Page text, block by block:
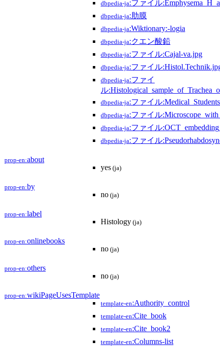
dbpedia-ja:ファイル
dbpedia-ja:肋膜
dbpedia-ja:Wiktionary:-logia
dbpedia-ja:クエン酸鉛
dbpedia-ja:ファイル:Cajal-va.jpg
dbpedia-ja:ファイル
dbpedia-ja:ファイ
ル
dbpedia-ja:ファイル
dbpedia-ja:ファイル
dbpedia-ja:ファイル
dbpedia-ja:ファイル
prop-en:about
yes (ja)
prop-en:by
no (ja)
prop-en:label
Histology (ja)
prop-en:onlinebooks
no (ja)
prop-en:others
no (ja)
prop-en:wikiPageUsesTemplate
template-en:Authority_control
template-en:Cite_book
template-en:Cite_book2
template-en:Columns-list